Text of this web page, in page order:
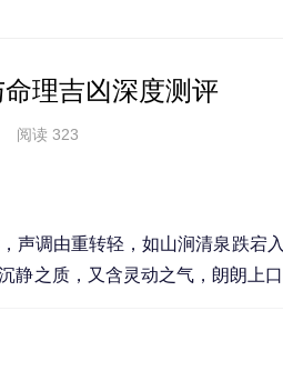
理吉凶深度测评
阅读 323
声调由重转轻，如山涧清泉跌宕
之质，又含灵动之气，朗朗上口